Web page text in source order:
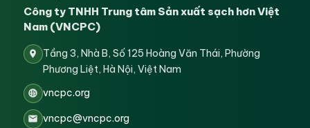
Công ty TNHH Trung tâm Sản xuất sạch hơn Việt
Nam (VNCPC)
Tầng 3, Nhà B, Số 125 Hoàng Văn Thái, Phường
Phương Liệt, Hà Nội, Việt Nam
vncpc.org
vncpc@vncpc.org